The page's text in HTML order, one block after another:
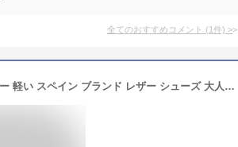
全てのおすすめコメント (1件) >
スニーカー レディース 厚底 白 本革 ダッドスニーカー 軽い スペイン ブランド レザー シューズ 大人 おしゃれ 大きい サイズ 25cm レッド 赤 グレー ピンク